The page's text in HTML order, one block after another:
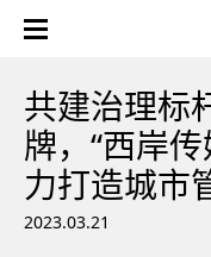
共建治理标
牌，“西岸
力打造城市
2023.03.21